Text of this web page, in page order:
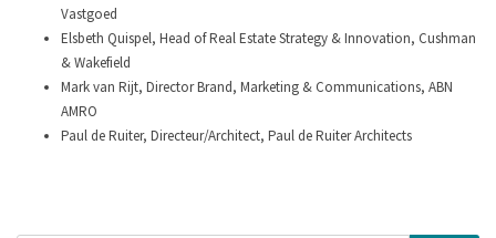
Vastgoed
Elsbeth Quispel, Head of Real Estate Strategy & Innovation, Cushman
& Wakefield
Mark van Rijt, Director Brand, Marketing & Communications, ABN
AMRO
Paul de Ruiter, Directeur/Architect, Paul de Ruiter Architects